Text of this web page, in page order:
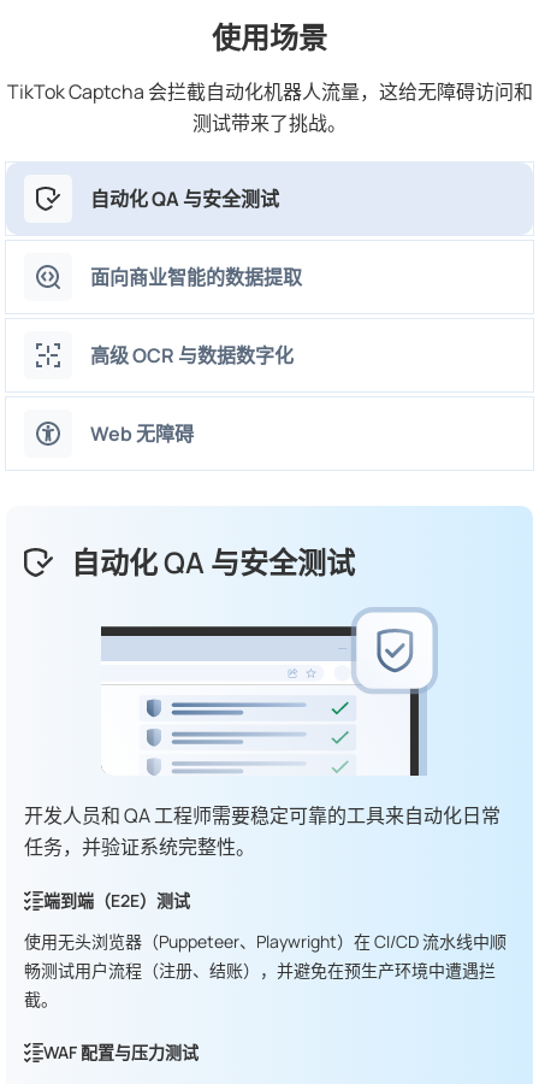
使用场景
TikTok Captcha 会拦截自动化机器人流量，这给无障碍访问和
测试带来了挑战。
自动化 QA 与安全测试
面向商业智能的数据提取
高级 OCR 与数据数字化
Web 无障碍
自动化 QA 与安全测试
开发人员和 QA 工程师需要稳定可靠的工具来自动化日常
任务，并验证系统完整性。
端到端（E2E）测试
使用无头浏览器（Puppeteer、Playwright）在 CI/CD 流水线中顺
畅测试用户流程（注册、结账），并避免在预生产环境中遭遇拦
截。
WAF 配置与压力测试